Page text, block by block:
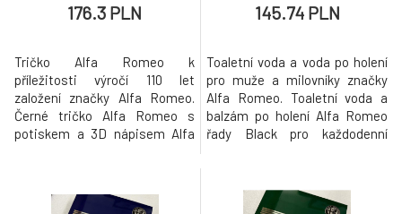
176.3 PLN
Tričko Alfa Romeo k
příležitosti výročí 110 let
založení značky Alfa Romeo.
Černé tričko Alfa Romeo s
potiskem a 3D nápisem Alfa
145.74 PLN
Toaletní voda a voda po holení
pro muže a milovníky značky
Alfa Romeo. Toaletní voda a
balzám po holení Alfa Romeo
řady Black pro každodenní
řidičem a vozovkou v
kombinaci s italskou vášní.